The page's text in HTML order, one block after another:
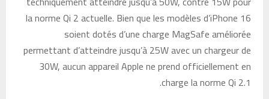
la norme Qi 2 actuelle. Bien que les modèles d’iPhone 16
soient dotés d’une charge MagSafe améliorée
permettant d’atteindre jusqu’à 25W avec un chargeur de
30W, aucun appareil Apple ne prend officiellement en
charge la norme Qi 2.1.